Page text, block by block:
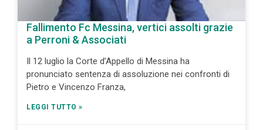
Fallimento Fc Messina, vertici assolti grazie
a Perroni & Associati
Il 12 luglio la Corte d’Appello di Messina ha
pronunciato sentenza di assoluzione nei confronti di
Pietro e Vincenzo Franza,
LEGGI TUTTO »